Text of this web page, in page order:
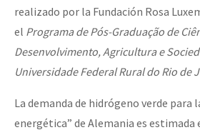
realizado por la Fundación Rosa
el Programa de Pós-Graduação de
Desenvolvimento, Agricultura e
Universidade Federal Rural do Rio de
La demanda de hidrógeno verde para
energética” de Alemania es estimada